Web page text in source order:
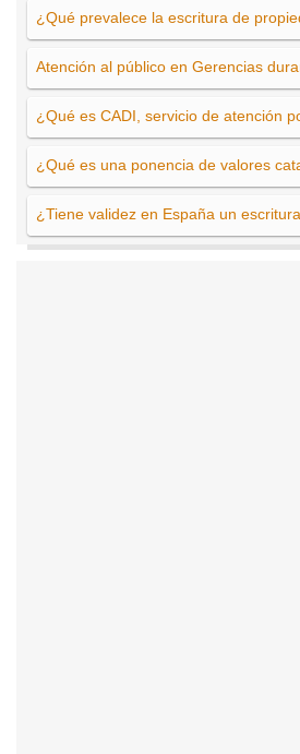
¿Qué prevalece la escritura de
Atención al público en Gerencias
¿Qué es CADI, servicio de atención
¿Qué es una ponencia de valores
¿Tiene validez en España un